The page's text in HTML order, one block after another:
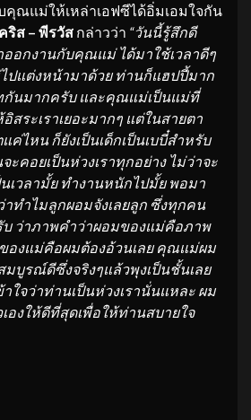
คุณแม่ให้เหล่าเอฟซีได้อิ่มเอมใจกัน
คริส – พีรวัส กล่าวว่า “วันนี้รู้สึกดี
ออกงานกับคุณแม่ ได้มาใช้เวลาดีๆ
ปแต่งหน้ามาด้วย ท่านก็แฮปปี้มาก
นมากครับ และคุณแม่เป็นแม่ที่
สระเราเยอะมากๆ แต่ในสายตา
ไหน ก็ยังเป็นเด็กเป็นเบบี๋สำหรับ
ะคอยเป็นห่วงเราทุกอย่าง ไม่ว่าจะ
นเวลามั้ย ทำงานหนักไปมั้ย พอมา
ทำไมลูกผอมจังเลยลูก ซึ่งทุกคน
บ ว่าภาพคำว่าผอมของแม่คือภาพ
องแม่คือผมต้องอ้วนเลย คุณแม่ผม
มบูรณ์ดีซึ่งจริงๆแล้วพุงเป็นชั้นเลย
าใจว่าท่านเป็นห่วงเรานั่นแหละ ผม
องให้ดีที่สุดเพื่อให้ท่านสบายใจ